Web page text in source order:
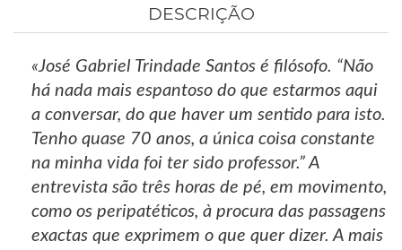
DESCRIÇÃO
«José Gabriel Trindade Santos é filósofo. “Não
há nada mais espantoso do que estarmos aqui
a conversar, do que haver um sentido para isto.
Tenho quase 70 anos, a única coisa constante
na minha vida foi ter sido professor.” A
entrevista são três horas de pé, em movimento,
como os peripatéticos, à procura das passagens
exactas que exprimem o que quer dizer. A mais